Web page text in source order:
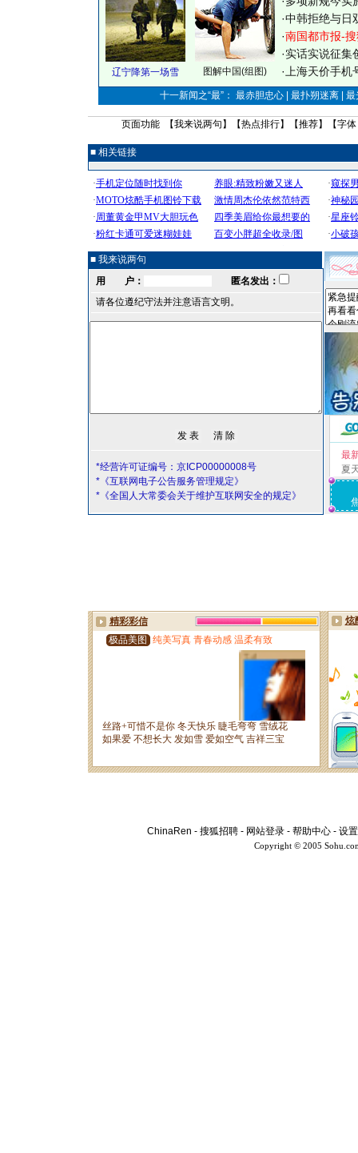
辽宁降第一场雪 图解中国(组图)
·中韩拒绝与日
·南国都市报-
·实话实说征集
· 上海天价手
十一新闻之“最”： 最赤胆忠心 | 最扑朔迷离 |
页面功能 【我来说两句 】【热点排行】【推荐】【字体
■ 相关链接
■ 我来说两句
用 户：
匿名发出：
请各位遵纪守法并注意语言文明。
*经营许可证编号：京ICP00000008号
*《互联网电子公告服务管理规定》
*《全国人大常委会关于维护互联网安全的规定》
最
夏
ChinaRen - 搜狐招聘 - 网站登录 - 帮助中心 - 设
Copyright © 2005